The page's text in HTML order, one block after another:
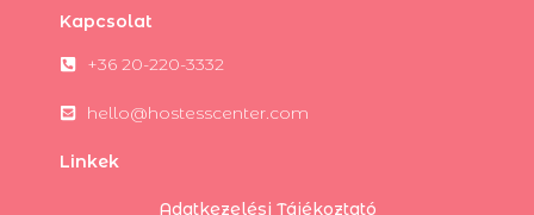
Kapcsolat
+36 20-220-3332
hello@hostesscenter.com
Linkek
Adatkezelési Tájékoztató